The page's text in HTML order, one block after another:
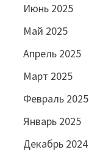
Июнь 2025
Май 2025
Апрель 2025
Март 2025
Февраль 2025
Январь 2025
Декабрь 2024